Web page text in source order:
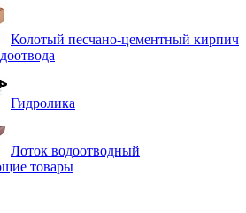
Колотый песчано-цементный кирпич
Гидролика
Лоток водоотводный
товары